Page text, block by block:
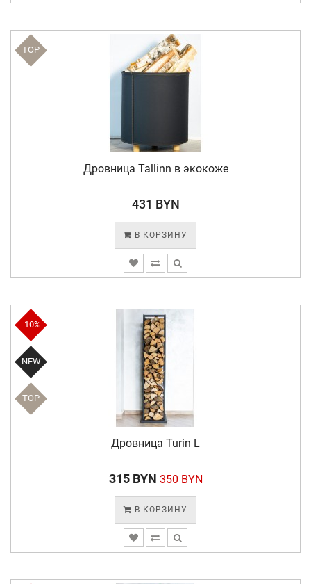
TOP
Дровница Tallinn в экокоже
431 BYN
В КОРЗИНУ
-10%
NEW
TOP
Дровница Turin L
315 BYN 350 BYN
В КОРЗИНУ